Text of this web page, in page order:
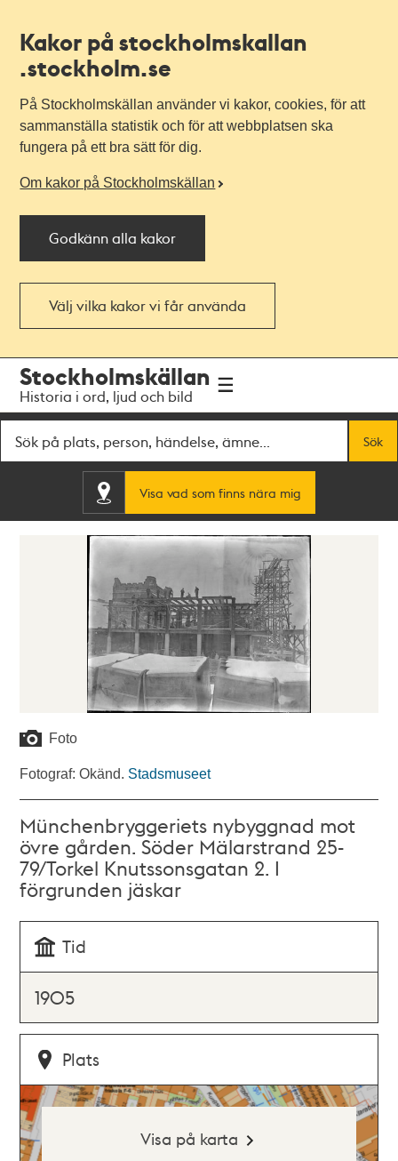
Kakor på stockholmskallan
.stockholm.se
På Stockholmskällan använder vi kakor, cookies, för att
sammanställa statistik och för att webbplatsen ska
fungera på ett bra sätt för dig.
Om kakor på Stockholmskällan
Godkänn alla kakor
Välj vilka kakor vi får använda
navigationen
huvudinnehållet
Stockholmskällan
Historia i ord, ljud och bild
Sök
Visa vad som finns nära mig
Foto
Fotograf: Okänd. Stadsmuseet
Münchenbryggeriets nybyggnad mot
övre gården. Söder Mälarstrand 25-
79/Torkel Knutssonsgatan 2. I
förgrunden jäskar
Tid
1905
Plats
Visa på karta